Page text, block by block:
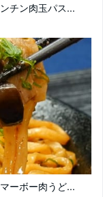
チン肉玉パス...
ーボー肉うど...